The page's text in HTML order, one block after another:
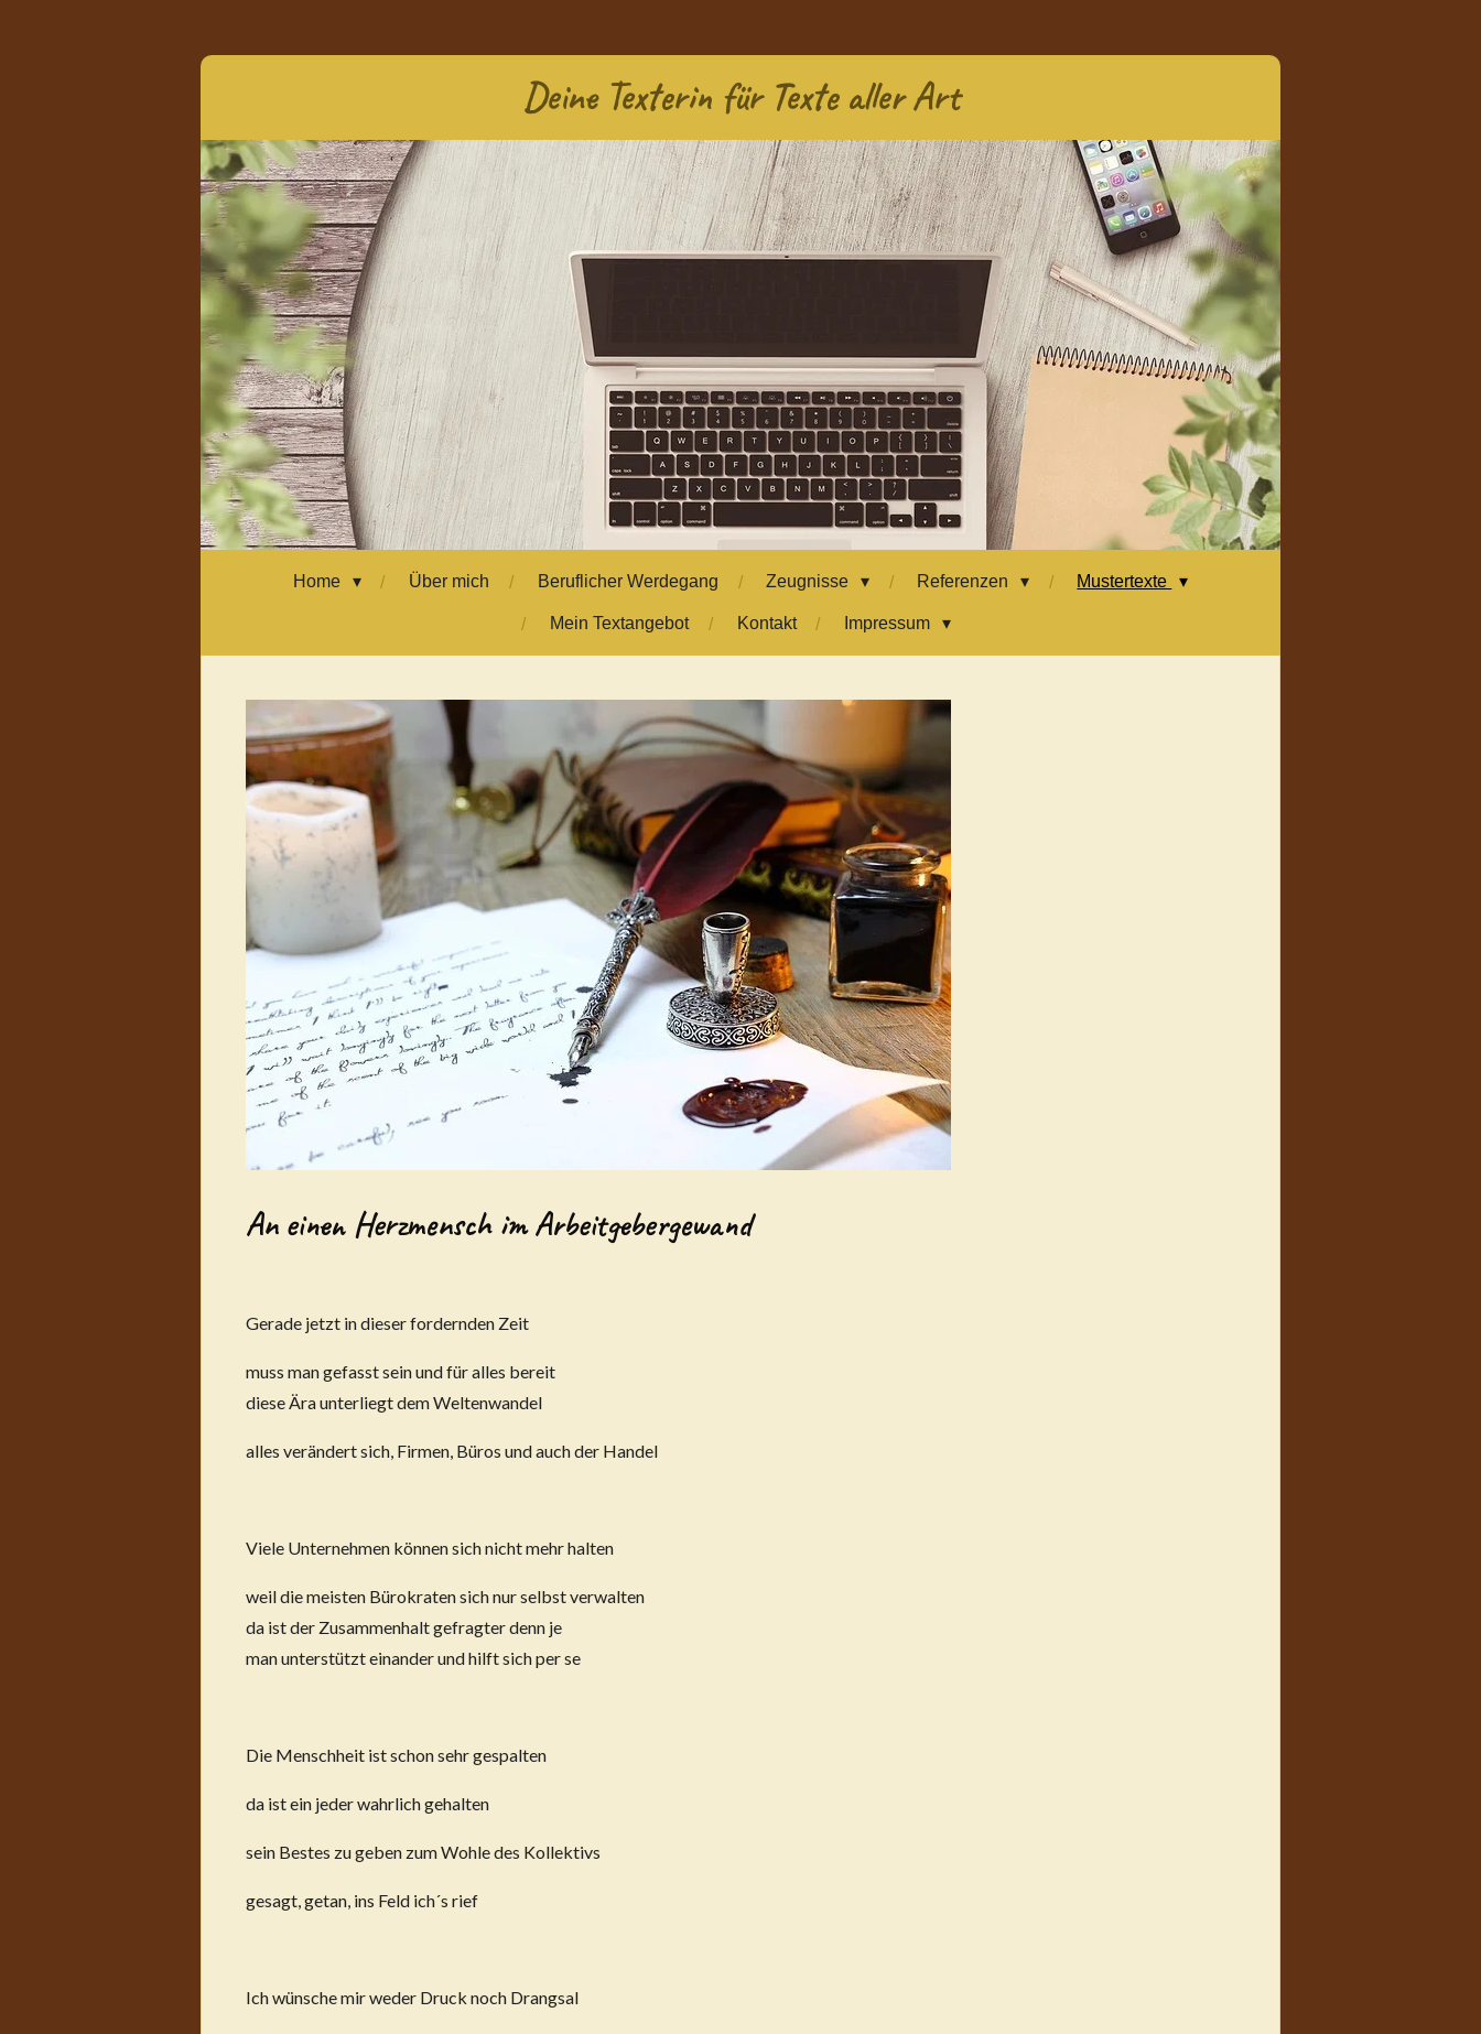
Deine Texterin für Texte aller Art
Home Über mich Beruflicher Werdegang Zeugnisse Referenzen Mustertexte
Mein Textangebot Kontakt Impressum
An einen Herzmensch im Arbeitgebergewand
Gerade jetzt in dieser fordernden Zeit
muss man gefasst sein und für alles bereit
diese Ära unterliegt dem Weltenwandel
alles verändert sich, Firmen, Büros und auch der Handel
Viele Unternehmen können sich nicht mehr halten
weil die meisten Bürokraten sich nur selbst verwalten
da ist der Zusammenhalt gefragter denn je
man unterstützt einander und hilft sich per se
Die Menschheit ist schon sehr gespalten
da ist ein jeder wahrlich gehalten
sein Bestes zu geben zum Wohle des Kollektivs
gesagt, getan, ins Feld ich´s rief
Ich wünsche mir weder Druck noch Drangsal